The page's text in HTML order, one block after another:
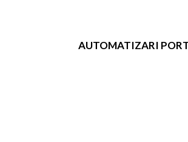
AUTOMATIZARI